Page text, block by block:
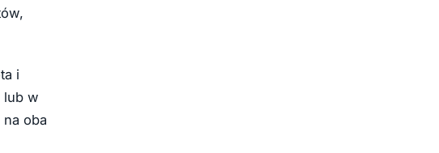
i
lub w
oba